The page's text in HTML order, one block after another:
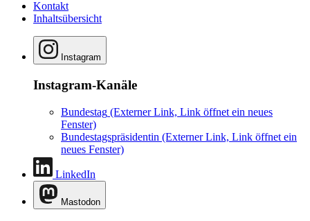
Kontakt
Inhaltsübersicht
Instagram
Instagram-Kanäle
Bundestag (Externer Link, Link öffnet ein neues
Fenster)
Bundestagspräsidentin (Externer Link, Link öffnet ein
neues Fenster)
LinkedIn
Mastodon